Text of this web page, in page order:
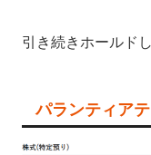
引き続きホールド
パランティア